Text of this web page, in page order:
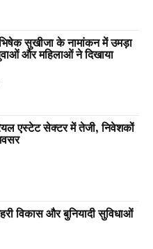
सुखीजा के नामांकन में उमड़ा
और महिलाओं ने दिखाया
एस्टेट सेक्टर में तेजी, निवेशकों
विकास और बुनियादी सुविधाओं